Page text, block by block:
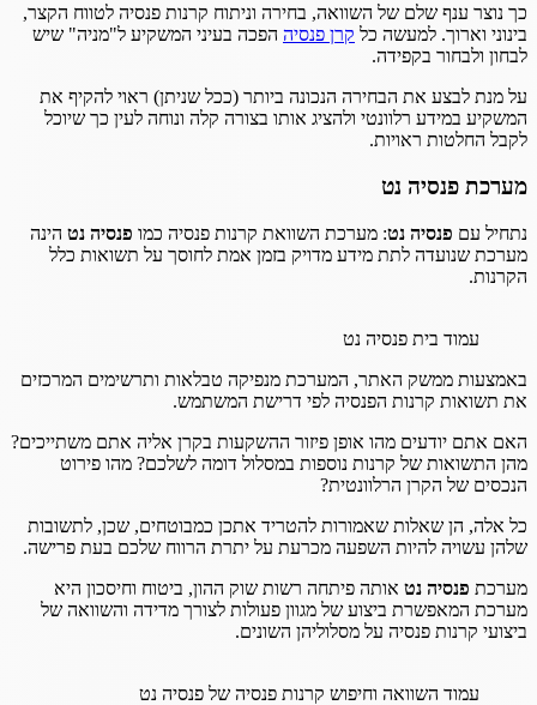
כך נוצר ענף שלם של השוואה, בחירה וניתוח קרנות פנסיה לטווח הקצר,
בינוני וארוך. למעשה כל קרן פנסיה הפכה בעיני המשקיע ל"מניה" שיש
לבחון ולבחור בקפידה.
על מנת לבצע את הבחירה הנכונה ביותר (ככל שניתן) ראוי להקיף את
המשקיע במידע רלוונטי ולהציג אותו בצורה קלה ונוחה לעין כך שיוכל
לקבל החלטות ראויות.
מערכת פנסיה נט
נתחיל עם פנסיה נט: מערכת השוואת קרנות פנסיה כמו פנסיה נט הינה
מערכת שנועדה לתת מידע מדויק בזמן אמת לחוסך על תשואות כלל
הקרנות.
עמוד בית פנסיה נט
באמצעות ממשק האתר, המערכת מנפיקה טבלאות ותרשימים המרכזים
את תשואות קרנות הפנסיה לפי דרישת המשתמש.
האם אתם יודעים מהו אופן פיזור ההשקעות בקרן אליה אתם משתייכים?
מהן התשואות של קרנות נוספות במסלול דומה לשלכם? מהו פירוט
הנכסים של הקרן הרלוונטית?
כל אלה, הן שאלות שאמורות להטריד אתכן כמבוטחים, שכן, לתשובות
שלהן עשויה להיות השפעה מכרעת על יתרת הרווח שלכם בעת פרישה.
מערכת פנסיה נט אותה פיתחה רשות שוק ההון, ביטוח וחיסכון היא
מערכת המאפשרת ביצוע של מגוון פעולות לצורך מדידה והשוואה של
ביצועי קרנות פנסיה על מסלוליהן השונים.
עמוד השוואה וחיפוש קרנות פנסיה של פנסיה נט